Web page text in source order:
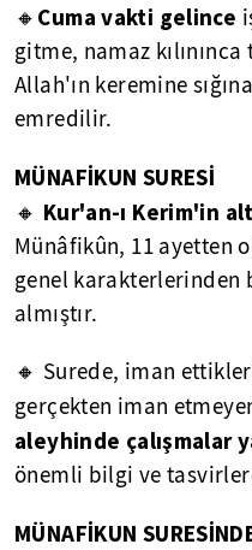
🔸 Cuma vakti gelince
gitme, namaz
Allah'ın keremine
emredilir.
MÜNAFİKUN SURESİ
🔸 Kur'an-ı Kerim'in
Münâfikûn, 11 ayetten
genel karakterlerinden
almıştır.
🔸 Surede, iman
gerçekten iman
aleyhinde çalışmalar
önemli bilgi ve
MÜNAFİKUN